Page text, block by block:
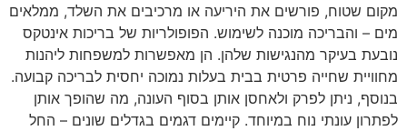
מקום שטוח, פורשים את היריעה או מרכיבים את השלד, ממלאים
מים – והבריכה מוכנה לשימוש. הפופולריות של בריכות אינטקס
נובעת בעיקר מהנגישות שלהן. הן מאפשרות למשפחות ליהנות
מחוויית שחייה פרטית בבית בעלות נמוכה יחסית לבריכה קבועה.
בנוסף, ניתן לפרק ולאחסן אותן בסוף העונה, מה שהופך אותן
לפתרון עונתי נוח במיוחד. קיימים דגמים בגדלים שונים – החל